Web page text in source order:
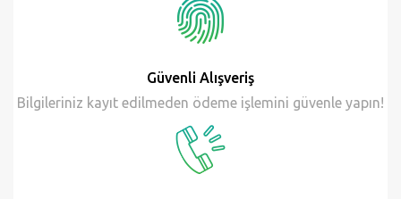
Güvenli Alışveriş
Bilgileriniz kayıt edilmeden ödeme işlemini güvenle yapın!